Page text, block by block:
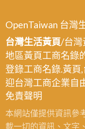
OpenTaiwan 台灣
台灣生活黃頁/台灣
地區黃頁工商名錄
登錄工商名錄.黃頁
迎台灣工商企業自
免責聲明
本網站僅提供資訊參
載一切的資訊、文字